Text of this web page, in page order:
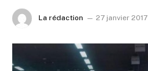
La rédaction 27 janvier 2017